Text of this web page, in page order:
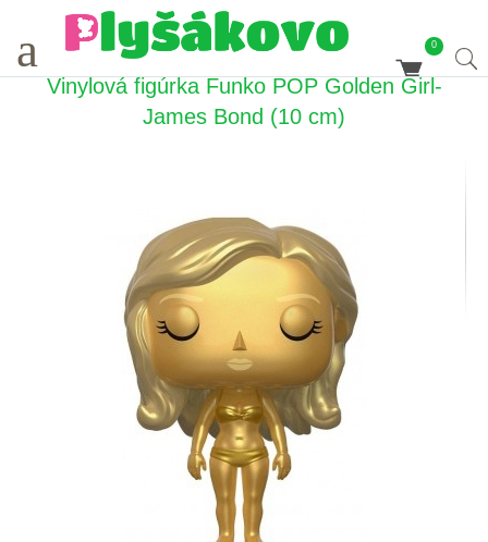
a 0
Vinylová figúrka Funko POP Golden Girl-
James Bond (10 cm)